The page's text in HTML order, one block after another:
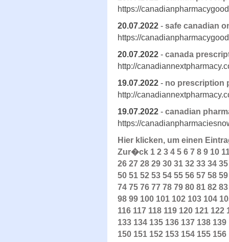
https://
20.07.2022 - safe canadian
https://
20.07.2022 - canada
http://
19.07.2022 - no prescription
http://
19.07.2022 - canadian
https://
Hier klicken, um einen
Zur�ck 1 2 3 4 5 6 7 8 9 10
26 27 28 29 30 31 32 33 34 35
50 51 52 53 54 55 56 57 58 59
74 75 76 77 78 79 80 81 82 83
98 99 100 101 102 103 104
116 117 118 119 120 121 122
133 134 135 136 137 138 139
150 151 152 153 154 155 156